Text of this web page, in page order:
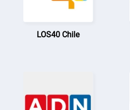
LOS40 Chile